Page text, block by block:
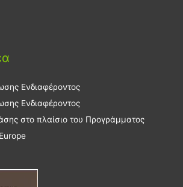
Ενδιαφέροντος
Ενδιαφέροντος
στο πλαίσιο του Προγράμματος